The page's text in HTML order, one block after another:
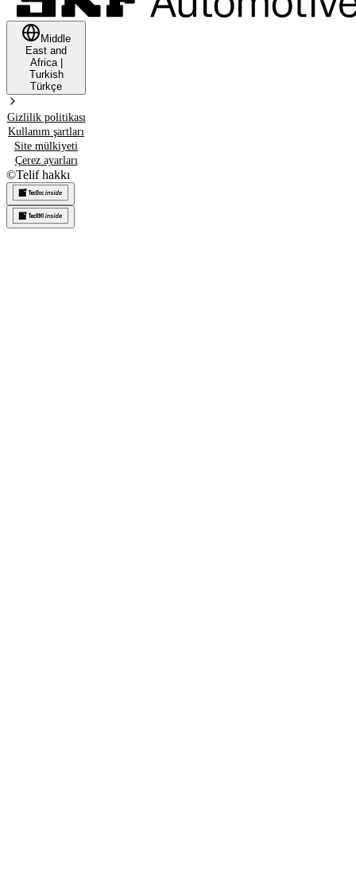
Middle
East and
Africa|
Turkish
Türkçe
Gizlilik politikası
Kullanım şartları
Site mülkiyeti
Çerez ayarları
©Telif hakkı